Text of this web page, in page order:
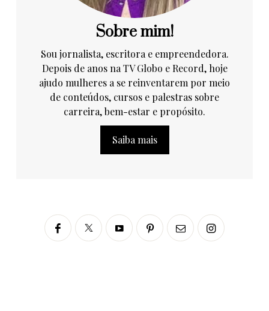
Sobre mim!
Sou jornalista, escritora e empreendedora.
Depois de anos na TV Globo e Record, hoje
ajudo mulheres a se reinventarem por meio
de conteúdos, cursos e palestras sobre
carreira, bem-estar e propósito.
Saiba mais